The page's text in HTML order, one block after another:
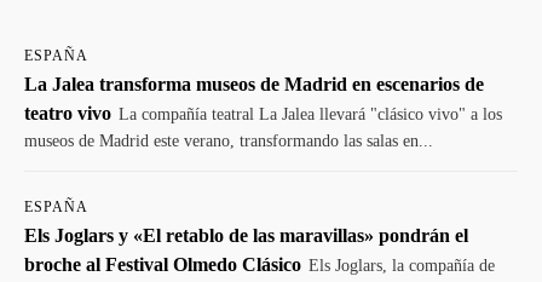
ESPAÑA
La Jalea transforma museos de Madrid en escenarios de
teatro vivo La compañía teatral La Jalea llevará "clásico vivo" a los
museos de Madrid este verano, transformando las salas en...
ESPAÑA
Els Joglars y «El retablo de las maravillas» pondrán el
broche al Festival Olmedo Clásico Els Joglars, la compañía de